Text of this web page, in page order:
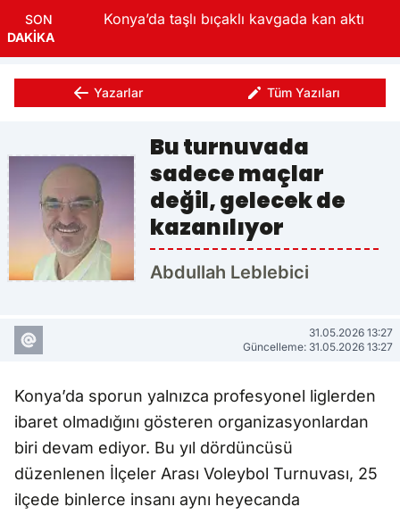
SON
DAKİKA
Konya’da taşlı bıçaklı kavgada kan aktı
Yazarlar Tüm Yazıları
Bu turnuvada
sadece maçlar
değil, gelecek de
kazanılıyor
Abdullah Leblebici
31.05.2026 13:27
Güncelleme: 31.05.2026 13:27
Konya’da sporun yalnızca profesyonel liglerden
ibaret olmadığını gösteren organizasyonlardan
biri devam ediyor. Bu yıl dördüncüsü
düzenlenen İlçeler Arası Voleybol Turnuvası, 25
ilçede binlerce insanı aynı heyecanda